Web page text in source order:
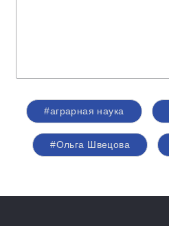
#аграрная наука
#Ольга Швецова